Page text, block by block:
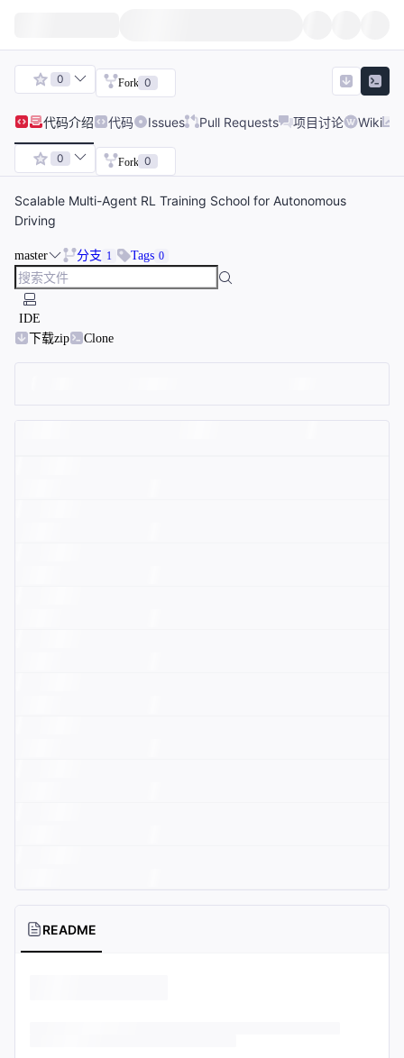
0 Fork 0
代码介绍 代码 Issues Pull Requests 项目讨论 Wiki
0 Fork 0
Scalable Multi-Agent RL Training School for Autonomous
Driving
master 分支 1 Tags 0
IDE
下载zip
Clone
README